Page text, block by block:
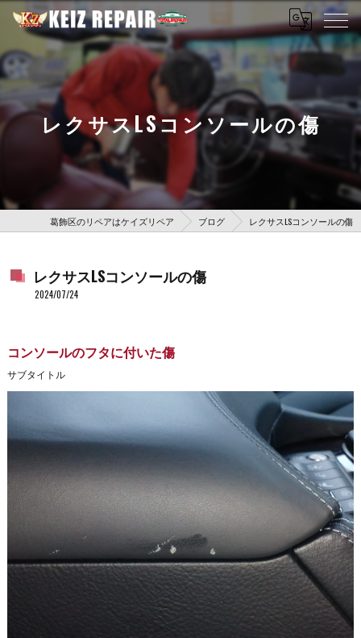
レクサスLSコンソールの傷
葛飾区のリペアはケイズリペア ブログ レクサスLSコンソールの傷
レクサスLSコンソールの傷
2024/07/24
コンソールのフタに付いた傷
サブタイトル